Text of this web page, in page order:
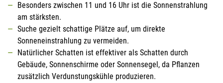
Besonders zwischen 11 und 16 Uhr ist die Sonnenstrahlung
am stärksten.
Suche gezielt schattige Plätze auf, um direkte
Sonneneinstrahlung zu vermeiden.
Natürlicher Schatten ist effektiver als Schatten durch
Gebäude, Sonnenschirme oder Sonnensegel, da Pflanzen
zusätzlich Verdunstungskühle produzieren.